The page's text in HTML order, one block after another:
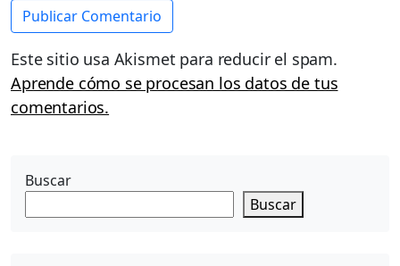
Este sitio usa Akismet para reducir el spam.
Aprende cómo se procesan los datos de tus
comentarios.
Buscar
Buscar